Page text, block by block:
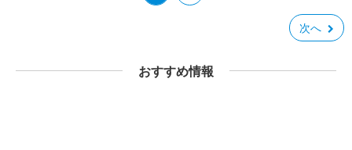
次へ
おすすめ情報